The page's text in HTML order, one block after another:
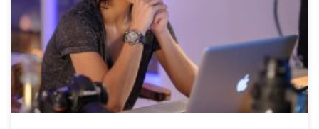
Sin Identidad, una historia que trata de acercar al espectador a la
búsqueda imparable de una chica que fue robada hace
veintisiete años pero, también, a lo que su familia adoptiva
puede llegar a hacer para que […]